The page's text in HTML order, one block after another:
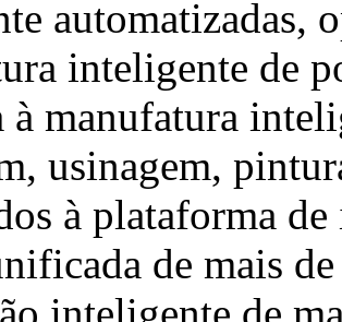
automatizadas,
inteligente de
à manufatura
usinagem,
à plataforma
de mais
inteligente de